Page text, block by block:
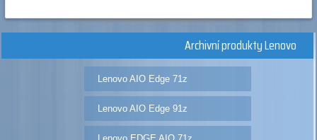
Archivní produkty Lenovo
Lenovo AIO Edge 71z
Lenovo AIO Edge 91z